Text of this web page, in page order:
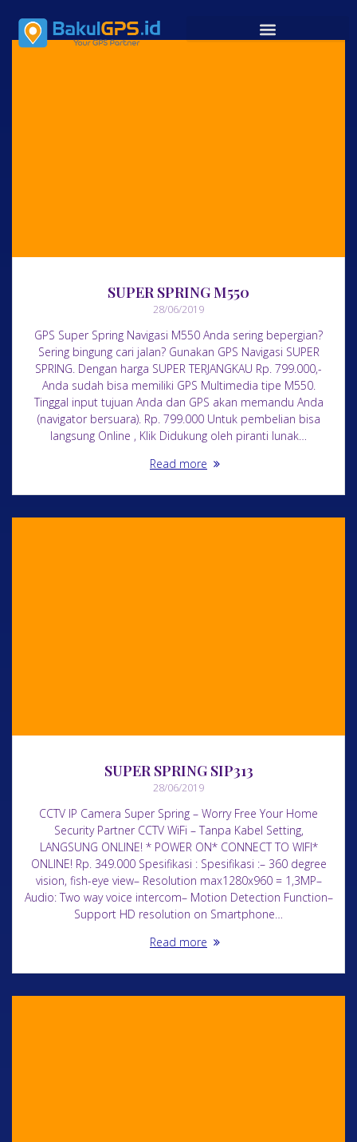
SUPER SPRING M550
28/06/2019
GPS Super Spring Navigasi M550 Anda sering bepergian?
Sering bingung cari jalan? Gunakan GPS Navigasi SUPER
SPRING. Dengan harga SUPER TERJANGKAU Rp. 799.000,-
Anda sudah bisa memiliki GPS Multimedia tipe M550.
Tinggal input tujuan Anda dan GPS akan memandu Anda
(navigator bersuara). Rp. 799.000 Untuk pembelian bisa
langsung Online , Klik Didukung oleh piranti lunak…
Read more
SUPER SPRING SIP313
28/06/2019
CCTV IP Camera Super Spring – Worry Free Your Home
Security Partner CCTV WiFi – Tanpa Kabel Setting,
LANGSUNG ONLINE! * POWER ON* CONNECT TO WIFI*
ONLINE! Rp. 349.000 Spesifikasi : Spesifikasi :– 360 degree
vision, fish-eye view– Resolution max1280x960 = 1,3MP–
Audio: Two way voice intercom– Motion Detection Function–
Support HD resolution on Smartphone…
Read more